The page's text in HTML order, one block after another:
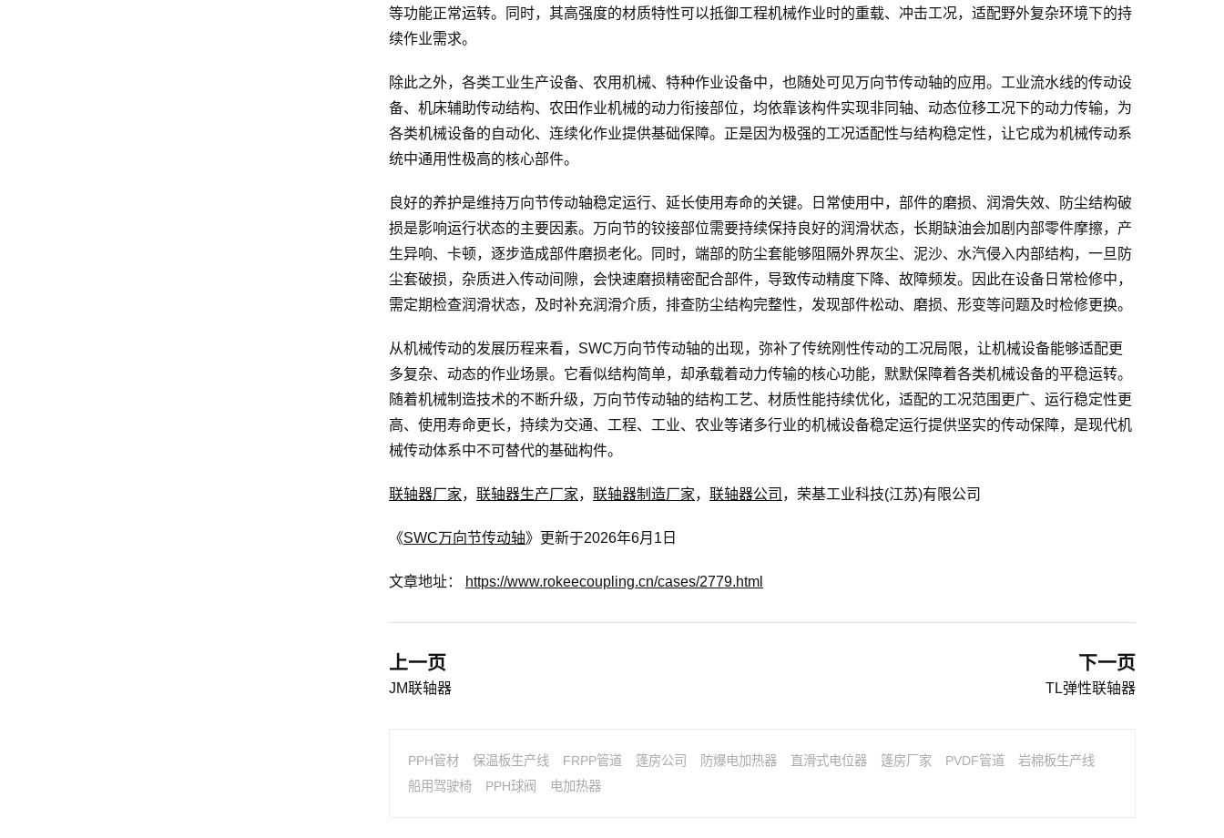
等功能正常运转。同时，其高强度的材质特性可以抵御工程机械作业时的重载、冲击工况，适配野外复杂环境下的持
续作业需求。
除此之外，各类工业生产设备、农用机械、特种作业设备中，也随处可见万向节传动轴的应用。工业流水线的传动设
备、机床辅助传动结构、农田作业机械的动力衔接部位，均依靠该构件实现非同轴、动态位移工况下的动力传输，为
各类机械设备的自动化、连续化作业提供基础保障。正是因为极强的工况适配性与结构稳定性，让它成为机械传动系
统中通用性极高的核心部件。
良好的养护是维持万向节传动轴稳定运行、延长使用寿命的关键。日常使用中，部件的磨损、润滑失效、防尘结构破
损是影响运行状态的主要因素。万向节的铰接部位需要持续保持良好的润滑状态，长期缺油会加剧内部零件摩擦，产
生异响、卡顿，逐步造成部件磨损老化。同时，端部的防尘套能够阻隔外界灰尘、泥沙、水汽侵入内部结构，一旦防
尘套破损，杂质进入传动间隙，会快速磨损精密配合部件，导致传动精度下降、故障频发。因此在设备日常检修中，
需定期检查润滑状态，及时补充润滑介质，排查防尘结构完整性，发现部件松动、磨损、形变等问题及时检修更换。
从机械传动的发展历程来看，SWC万向节传动轴的出现，弥补了传统刚性传动的工况局限，让机械设备能够适配更
多复杂、动态的作业场景。它看似结构简单，却承载着动力传输的核心功能，默默保障着各类机械设备的平稳运转。
随着机械制造技术的不断升级，万向节传动轴的结构工艺、材质性能持续优化，适配的工况范围更广、运行稳定性更
高、使用寿命更长，持续为交通、工程、工业、农业等诸多行业的机械设备稳定运行提供坚实的传动保障，是现代机
械传动体系中不可替代的基础构件。
联轴器厂家， 联轴器生产厂家， 联轴器制造厂家， 联轴器公司 ，荣基工业科技(江苏)有限公司
《SWC万向节传动轴》更新于2026年6月1日
文章地址： https://www.rokeecoupling.cn/cases/2779.html
上一页
JM联轴器
下一页
TL弹性联轴器
PPH管材 保温板生产线 FRPP管道 篷房公司 防爆电加热器 直滑式电位器 篷房厂家 PVDF管道
岩棉板生产线
船用驾驶椅
PPH球阀 电加热器